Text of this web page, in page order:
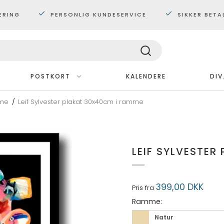
PERSONLIG KUNDESERVICE SIKKER
Plakater 60x80 cm
POSTKORT KALENDERE
/ Leif Sylvester plakat 30x40cm i ramme
LEIF
Pris fra 399,00 DKK
Ramme:
Natur